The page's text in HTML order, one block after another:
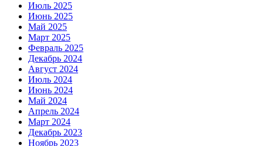
Июль 2025
Июнь 2025
Май 2025
Март 2025
Февраль 2025
Декабрь 2024
Август 2024
Июль 2024
Июнь 2024
Май 2024
Апрель 2024
Март 2024
Декабрь 2023
Ноябрь 2023